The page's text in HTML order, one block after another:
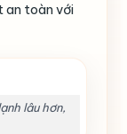
an toàn với
lâu hơn,